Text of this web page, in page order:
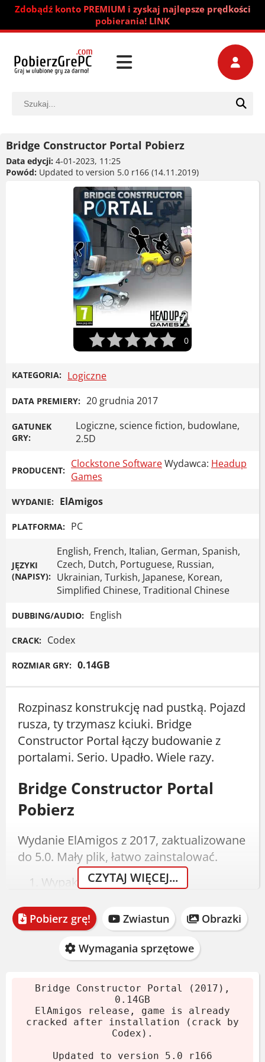
Zdobądź konto PREMIUM i zyskaj najlepsze prędkości
pobierania! LINK
Bridge Constructor Portal Pobierz
Data edycji: 4-01-2023, 11:25
Powód: Updated to version 5.0 r166 (14.11.2019)
0
KATEGORIA: Logiczne
DATA PREMIERY: 20 grudnia 2017
GATUNEK
GRY:
Logiczne, science fiction, budowlane,
2.5D
PRODUCENT: Clockstone SoftwareWydawca: Headup
Games
WYDANIE: ElAmigos
PLATFORMA: PC
JĘZYKI
(NAPISY):
English, French, Italian, German, Spanish,
Czech, Dutch, Portuguese, Russian,
Ukrainian, Turkish, Japanese, Korean,
Simplified Chinese, Traditional Chinese
DUBBING/AUDIO: English
CRACK: Codex
ROZMIAR GRY: 0.14GB
Rozpinasz konstrukcję nad pustką. Pojazd
rusza, ty trzymasz kciuki. Bridge
Constructor Portal łączy budowanie z
portalami. Serio. Upadło. Wiele razy.
Bridge Constructor Portal
Pobierz
Wydanie ElAmigos z 2017, zaktualizowane
do 5.0. Mały plik, łatwo zainstalować.
Wypakuj archiwum.
Zainstaluj grę.
Crack działa od razu.
Uruchom i graj.
Wymagania systemowe
Minimalne
Intel Core 2 Duo 2.0 GHz
Karta graficzna:2 GB GeForce 460
CZYTAJ WIĘCEJ...
Pobierz grę! Zwiastun Obrazki
Wymagania sprzętowe
Bridge Constructor Portal (2017),
0.14GB
ElAmigos release, game is already
cracked after installation (crack by
Codex).
Updated to version 5.0 r166